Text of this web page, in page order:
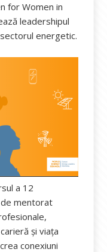
for Women in
leadershipul
energetic.
a 12
de mentorat
și viața
conexiuni